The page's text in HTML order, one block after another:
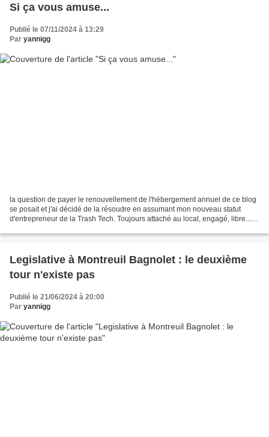
Si ça vous amuse...
Publié le 07/11/2024 à 13:29
Par yannigg
la question de payer le renouvellement de l'hébergement annuel de ce blog
se posait et j'ai décidé de la résoudre en assumant mon nouveau statut
d'entrepreneur de la Trash Tech. Toujours attaché au local, engagé, libre... Si
Legislative à Montreuil Bagnolet : le deuxième
tour n'existe pas
Publié le 21/06/2024 à 20:00
Par yannigg